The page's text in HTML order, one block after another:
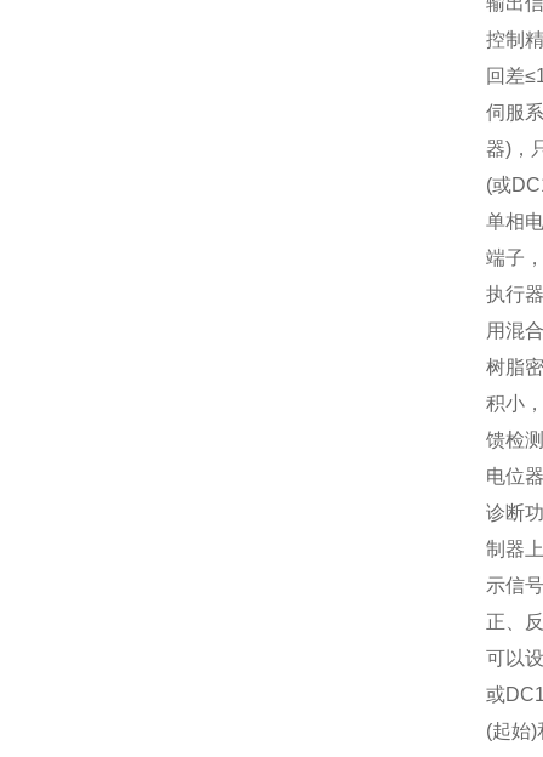
控制
回差
伺服
器)，
(或
单相
端子
执行
用混
树脂
积小
馈检
电位
诊断
制器
示信
正、
可以
或
(起始)